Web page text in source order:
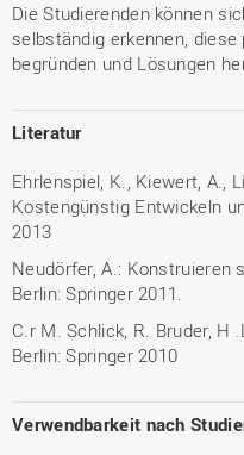
Die Studierenden können
selbständig erkennen,
begründen und Lösungen
Literatur
Ehrlenspiel, K., Kiewert, A.,
Kostengünstig Entwickeln
2013
Neudörfer, A.: Konstruieren
Berlin: Springer 2011.
C.r M. Schlick, R. Bruder, H
Berlin: Springer 2010
Verwendbarkeit nach